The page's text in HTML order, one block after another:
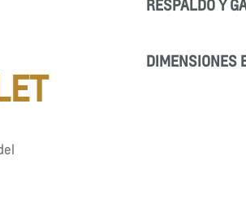
RESPALDO Y
DIMENSIONES